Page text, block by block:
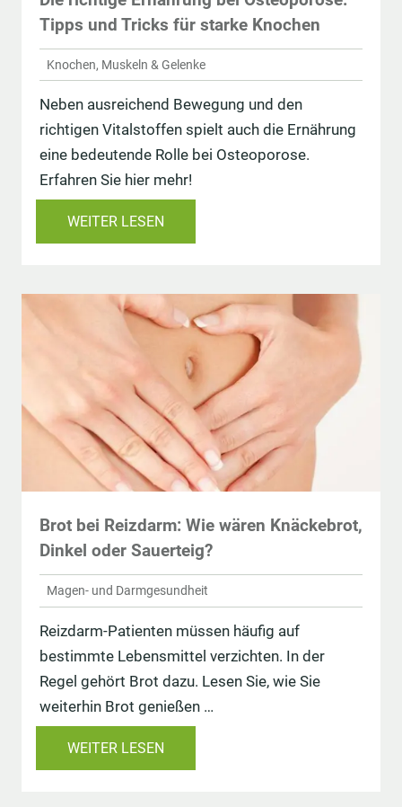
Tipps und Tricks für starke Knochen
Knochen, Muskeln & Gelenke
Neben ausreichend Bewegung und den
richtigen Vitalstoffen spielt auch die Ernährung
eine bedeutende Rolle bei Osteoporose.
Erfahren Sie hier mehr!
WEITER LESEN
Brot bei Reizdarm: Wie wären Knäckebrot,
Dinkel oder Sauerteig?
Magen- und Darmgesundheit
Reizdarm-Patienten müssen häufig auf
bestimmte Lebensmittel verzichten. In der
Regel gehört Brot dazu. Lesen Sie, wie Sie
weiterhin Brot genießen …
WEITER LESEN